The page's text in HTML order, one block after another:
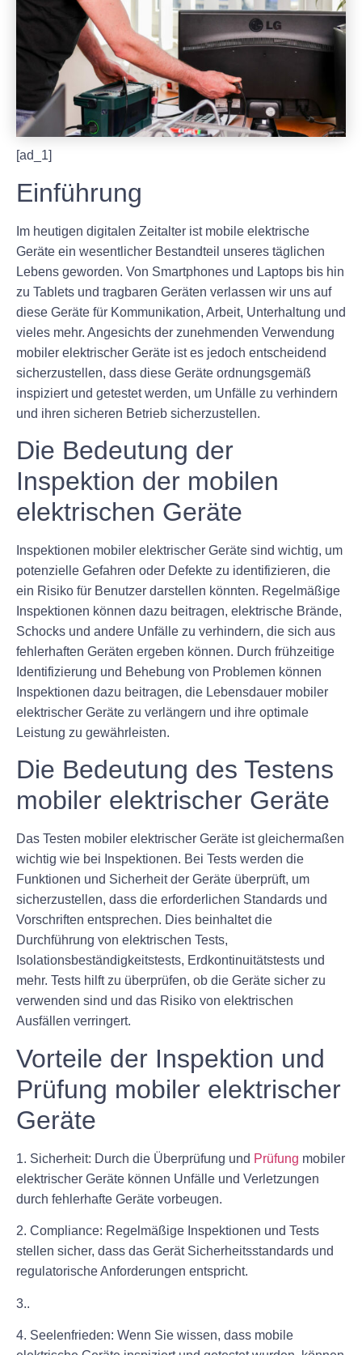
[ad_1]
Einführung
Im heutigen digitalen Zeitalter ist mobile elektrische
Geräte ein wesentlicher Bestandteil unseres täglichen
Lebens geworden. Von Smartphones und Laptops bis hin
zu Tablets und tragbaren Geräten verlassen wir uns auf
diese Geräte für Kommunikation, Arbeit, Unterhaltung und
vieles mehr. Angesichts der zunehmenden Verwendung
mobiler elektrischer Geräte ist es jedoch entscheidend
sicherzustellen, dass diese Geräte ordnungsgemäß
inspiziert und getestet werden, um Unfälle zu verhindern
und ihren sicheren Betrieb sicherzustellen.
Die Bedeutung der
Inspektion der mobilen
elektrischen Geräte
Inspektionen mobiler elektrischer Geräte sind wichtig, um
potenzielle Gefahren oder Defekte zu identifizieren, die
ein Risiko für Benutzer darstellen könnten. Regelmäßige
Inspektionen können dazu beitragen, elektrische Brände,
Schocks und andere Unfälle zu verhindern, die sich aus
fehlerhaften Geräten ergeben können. Durch frühzeitige
Identifizierung und Behebung von Problemen können
Inspektionen dazu beitragen, die Lebensdauer mobiler
elektrischer Geräte zu verlängern und ihre optimale
Leistung zu gewährleisten.
Die Bedeutung des Testens
mobiler elektrischer Geräte
Das Testen mobiler elektrischer Geräte ist gleichermaßen
wichtig wie bei Inspektionen. Bei Tests werden die
Funktionen und Sicherheit der Geräte überprüft, um
sicherzustellen, dass die erforderlichen Standards und
Vorschriften entsprechen. Dies beinhaltet die
Durchführung von elektrischen Tests,
Isolationsbeständigkeitstests, Erdkontinuitätstests und
mehr. Tests hilft zu überprüfen, ob die Geräte sicher zu
verwenden sind und das Risiko von elektrischen
Ausfällen verringert.
Vorteile der Inspektion und
Prüfung mobiler elektrischer
Geräte
1. Sicherheit: Durch die Überprüfung und Prüfung mobiler
elektrischer Geräte können Unfälle und Verletzungen
durch fehlerhafte Geräte vorbeugen.
2. Compliance: Regelmäßige Inspektionen und Tests
stellen sicher, dass das Gerät Sicherheitsstandards und
regulatorische Anforderungen entspricht.
3..
4. Seelenfrieden: Wenn Sie wissen, dass mobile